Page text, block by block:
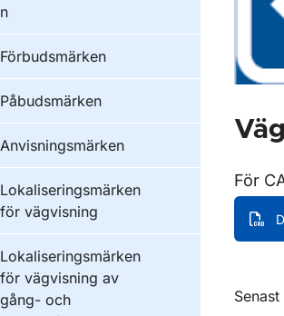
n
Förbudsmärken
Påbudsmärken
Anvisningsmärken
Lokaliseringsmärken
för vägvisning
Lokaliseringsmärken
för vägvisning av
gång- och
För